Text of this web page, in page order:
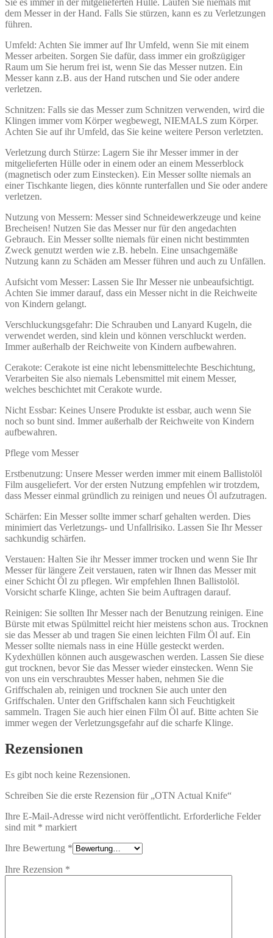
dem Messer in der Hand. Falls Sie stürzen, kann es zu Verletzungen
führen.
Umfeld: Achten Sie immer auf Ihr Umfeld, wenn Sie mit einem
Messer arbeiten. Sorgen Sie dafür, dass immer ein großzügiger
Raum um Sie herum frei ist, wenn Sie das Messer nutzen. Ein
Messer kann z.B. aus der Hand rutschen und Sie oder andere
verletzen.
Schnitzen: Falls sie das Messer zum Schnitzen verwenden, wird die
Klingen immer vom Körper wegbewegt, NIEMALS zum Körper.
Achten Sie auf ihr Umfeld, das Sie keine weitere Person verletzten.
Verletzung durch Stürze: Lagern Sie ihr Messer immer in der
mitgelieferten Hülle oder in einem oder an einem Messerblock
(magnetisch oder zum Einstecken). Ein Messer sollte niemals an
einer Tischkante liegen, dies könnte runterfallen und Sie oder andere
verletzen.
Nutzung von Messern: Messer sind Schneidewerkzeuge und keine
Brecheisen! Nutzen Sie das Messer nur für den angedachten
Gebrauch. Ein Messer sollte niemals für einen nicht bestimmten
Zweck genutzt werden wie z.B. hebeln. Eine unsachgemäße
Nutzung kann zu Schäden am Messer führen und auch zu Unfällen.
Aufsicht vom Messer: Lassen Sie Ihr Messer nie unbeaufsichtigt.
Achten Sie immer darauf, dass ein Messer nicht in die Reichweite
von Kindern gelangt.
Verschluckungsgefahr: Die Schrauben und Lanyard Kugeln, die
verwendet werden, sind klein und können verschluckt werden.
Immer außerhalb der Reichweite von Kindern aufbewahren.
Cerakote: Cerakote ist eine nicht lebensmittelechte Beschichtung,
Verarbeiten Sie also niemals Lebensmittel mit einem Messer,
welches beschichtet mit Cerakote wurde.
Nicht Essbar: Keines Unsere Produkte ist essbar, auch wenn Sie
noch so bunt sind. Immer außerhalb der Reichweite von Kindern
aufbewahren.
Pflege vom Messer
Erstbenutzung: Unsere Messer werden immer mit einem Ballistolöl
Film ausgeliefert. Vor der ersten Nutzung empfehlen wir trotzdem,
dass Messer einmal gründlich zu reinigen und neues Öl aufzutragen.
Schärfen: Ein Messer sollte immer scharf gehalten werden. Dies
minimiert das Verletzungs- und Unfallrisiko. Lassen Sie Ihr Messer
sachkundig schärfen.
Verstauen: Halten Sie ihr Messer immer trocken und wenn Sie Ihr
Messer für längere Zeit verstauen, raten wir Ihnen das Messer mit
einer Schicht Öl zu pflegen. Wir empfehlen Ihnen Ballistolöl.
Vorsicht scharfe Klinge, achten Sie beim Auftragen darauf.
Reinigen: Sie sollten Ihr Messer nach der Benutzung reinigen. Eine
Bürste mit etwas Spülmittel reicht hier meistens schon aus. Trocknen
sie das Messer ab und tragen Sie einen leichten Film Öl auf. Ein
Messer sollte niemals nass in eine Hülle gesteckt werden.
Kydexhüllen können auch ausgewaschen werden. Lassen Sie diese
gut trocknen, bevor Sie das Messer wieder einstecken. Wenn Sie
von uns ein verschraubtes Messer haben, nehmen Sie die
Griffschalen ab, reinigen und trocknen Sie auch unter den
Griffschalen. Unter den Griffschalen kann sich Feuchtigkeit
sammeln. Tragen Sie auch hier einen Film Öl auf. Bitte achten Sie
immer wegen der Verletzungsgefahr auf die scharfe Klinge.
Rezensionen
Es gibt noch keine Rezensionen.
Schreiben Sie die erste Rezension für „OTN Actual Knife“
Ihre E-Mail-Adresse wird nicht veröffentlicht. Erforderliche Felder
sind mit * markiert
Ihre Bewertung *
Ihre Rezension *